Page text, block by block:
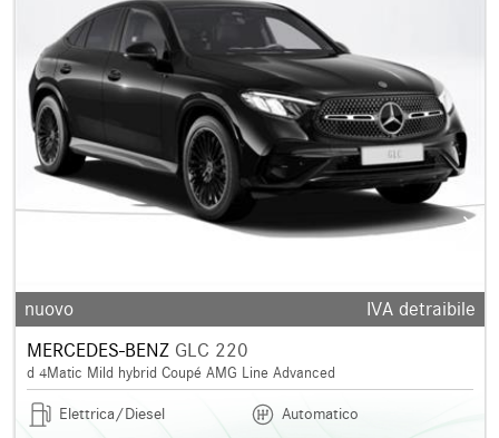
nuovo
IVA detraibile
MERCEDES-BENZGLC 220
d 4Matic Mild hybrid Coupé AMG Line Advanced
Elettrica/Diesel Automatico